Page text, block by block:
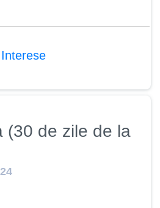
Interese
(30 de zile de la